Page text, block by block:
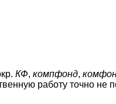
КФ, компфонд,
работу точно не